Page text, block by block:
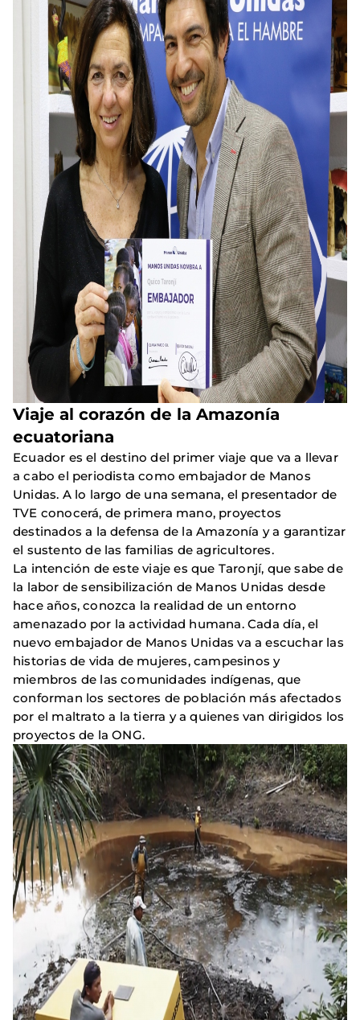
Viaje al corazón de la Amazonía
ecuatoriana
Ecuador es el destino del primer viaje que va a llevar
a cabo el periodista como embajador de Manos
Unidas. A lo largo de una semana, el presentador de
TVE conocerá, de primera mano, proyectos
destinados a la defensa de la Amazonía y a garantizar
el sustento de las familias de agricultores.
La intención de este viaje es que Taronjí, que sabe de
la labor de sensibilización de Manos Unidas desde
hace años, conozca la realidad de un entorno
amenazado por la actividad humana. Cada día, el
nuevo embajador de Manos Unidas va a escuchar las
historias de vida de mujeres, campesinos y
miembros de las comunidades indígenas, que
conforman los sectores de población más afectados
por el maltrato a la tierra y a quienes van dirigidos los
proyectos de la ONG.